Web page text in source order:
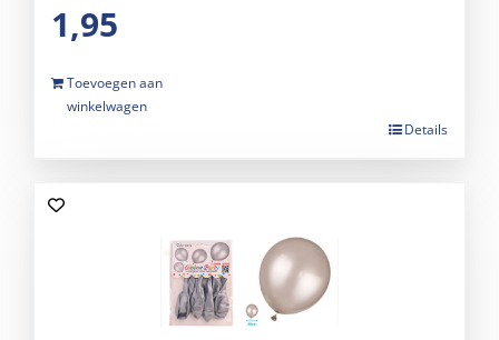
1,95
Toevoegen aan
winkelwagen
Details